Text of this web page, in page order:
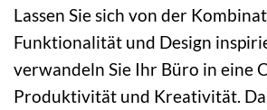
Lassen Sie sich von der
Funktionalität und Design
verwandeln Sie Ihr Büro in eine
Produktivität und Kreativität.